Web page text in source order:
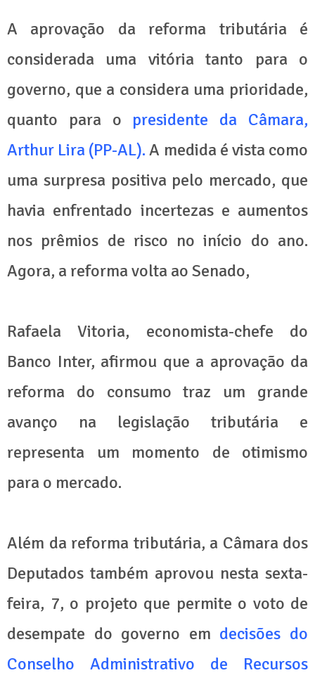
A aprovação da reforma tributária é
considerada uma vitória tanto para o
governo, que a considera uma prioridade,
quanto para o presidente da Câmara,
Arthur Lira (PP-AL). A medida é vista como
uma surpresa positiva pelo mercado, que
havia enfrentado incertezas e aumentos
nos prêmios de risco no início do ano.
Agora, a reforma volta ao Senado,
Rafaela Vitoria, economista-chefe do
Banco Inter, afirmou que a aprovação da
reforma do consumo traz um grande
avanço na legislação tributária e
representa um momento de otimismo
para o mercado.
Além da reforma tributária, a Câmara dos
Deputados também aprovou nesta sexta-
feira, 7, o projeto que permite o voto de
desempate do governo em decisões do
Conselho Administrativo de Recursos